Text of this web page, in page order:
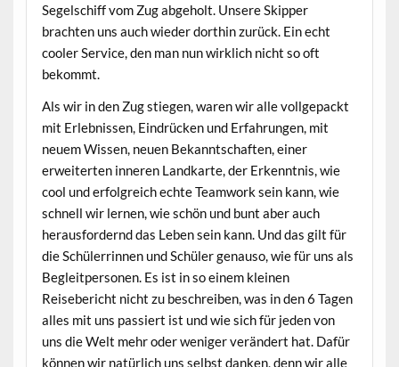
Segelschiff vom Zug abgeholt. Unsere Skipper
brachten uns auch wieder dorthin zurück. Ein echt
cooler Service, den man nun wirklich nicht so oft
bekommt.
Als wir in den Zug stiegen, waren wir alle vollgepackt
mit Erlebnissen, Eindrücken und Erfahrungen, mit
neuem Wissen, neuen Bekanntschaften, einer
erweiterten inneren Landkarte, der Erkenntnis, wie
cool und erfolgreich echte Teamwork sein kann, wie
schnell wir lernen, wie schön und bunt aber auch
herausfordernd das Leben sein kann. Und das gilt für
die Schülerrinnen und Schüler genauso, wie für uns als
Begleitpersonen. Es ist in so einem kleinen
Reisebericht nicht zu beschreiben, was in den 6 Tagen
alles mit uns passiert ist und wie sich für jeden von
uns die Welt mehr oder weniger verändert hat. Dafür
können wir natürlich uns selbst danken, denn wir alle